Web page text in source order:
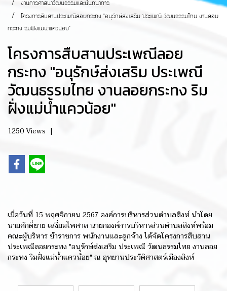
งานการศาสนาวัฒนธรรมและนันทนาการ
โครงการสืบสานประเพณีลอยกระทง "อนุรักษ์ส่งเสริม ประเพณี วัฒนธรรมไทย งานลอย
กระทง ริมฝั่งแม่น้ำแควน้อย"
โครงการสืบสานประเพณีลอย
กระทง "อนุรักษ์ส่งเสริม ประเพณี
วัฒนธรรมไทย งานลอยกระทง ริม
ฝั่งแม่น้ำแควน้อย"
1250 Views |
เมื่อวันที่ 15 พฤศจิกายน 2567 องค์การบริหารส่วนตำบลสิงห์ นำโดย
นายศักดิ์ชาย เสงี่ยมไพศาล นายกองค์การบริหารส่วนตำบลสิงห์พร้อม
คณะผู้บริหาร ข้าราชการ พนักงานและลูกจ้าง ได้จัดโครงการสืบสาน
ประเพณีลอยกระทง "อนุรักษ์ส่งเสริม ประเพณี วัฒนธรรมไทย งานลอย
กระทง ริมฝั่งแม่น้ำแควน้อย" ณ อุทยานประวัติศาสตร์เมืองสิงห์